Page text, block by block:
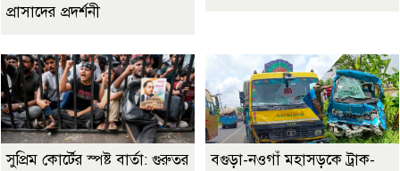
প্রাসাদের প্রদর্শনী
সুপ্রিম কোর্টের স্পষ্ট বার্তা: গুরুতর
বগুড়া-নওগাঁ মহাসড়কে ট্রাক-